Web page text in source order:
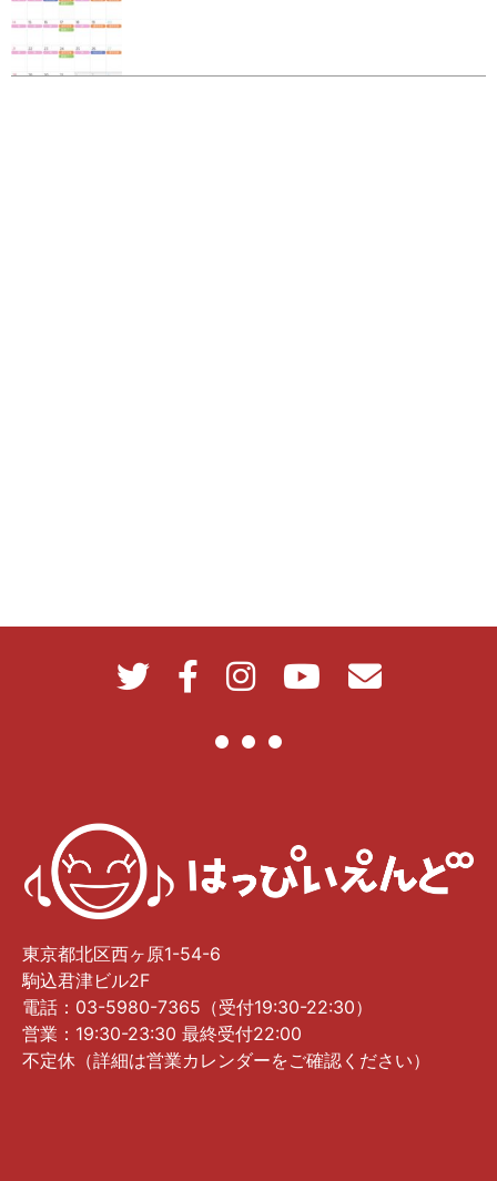
東京都北区西ヶ原1-54-6
駒込君津ビル2F
電話：03-5980-7365（受付19:30-22:30）
営業：19:30-23:30 最終受付22:00
不定休（詳細は営業カレンダーをご確認ください）